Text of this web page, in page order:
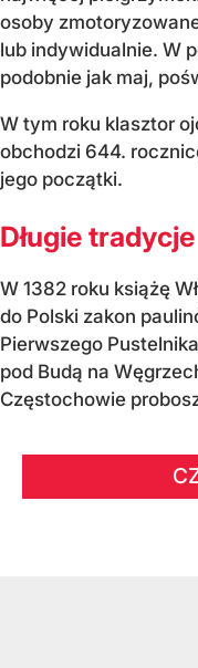
osoby
lub indywidualnie. W
podobnie jak maj,
W tym roku klasztor
obchodzi 644.
jego początki.
Długie tradycje
W 1382 roku książę
do Polski zakon
Pierwszego
pod Budą na
Częstochowie